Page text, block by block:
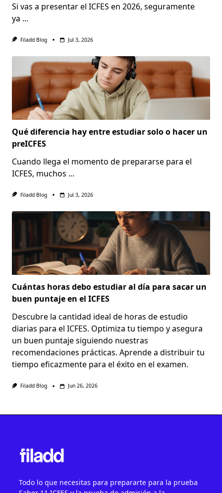
Si vas a presentar el ICFES en 2026, seguramente
ya ...
Filadd Blog Jul 3, 2026
Qué diferencia hay entre estudiar solo o hacer un
preICFES
Cuando llega el momento de prepararse para el
ICFES, muchos ...
Filadd Blog Jul 3, 2026
Cuántas horas debo estudiar al día para sacar un
buen puntaje en el ICFES
Descubre la cantidad ideal de horas de estudio
diarias para el ICFES. Optimiza tu tiempo y asegura
un buen puntaje siguiendo nuestras
recomendaciones prácticas. Aprende a distribuir tu
tiempo eficazmente para el éxito en el examen.
Filadd Blog Jun 26, 2026
Todo lo que necesitas para prepararte para la prueba